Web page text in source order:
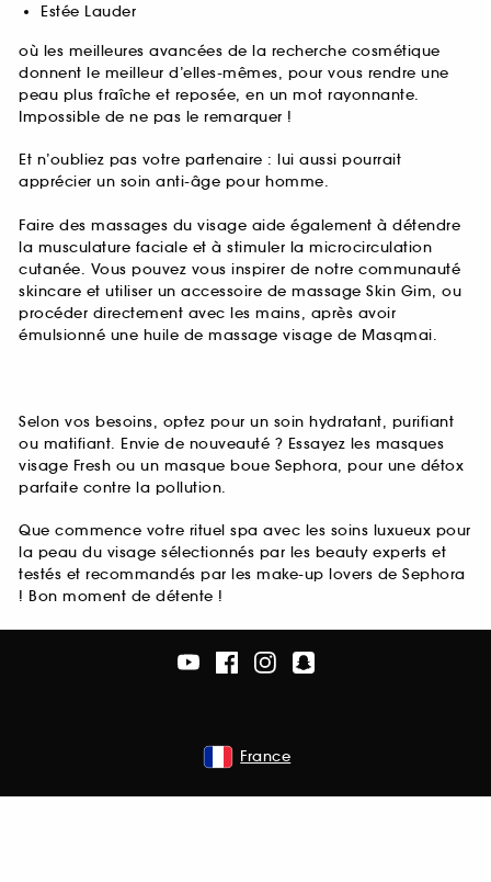
Estée Lauder
où les meilleures avancées de la recherche cosmétique
donnent le meilleur d’elles-mêmes, pour vous rendre une
peau plus fraîche et reposée, en un mot rayonnante.
Impossible de ne pas le remarquer !
Et n’oubliez pas votre partenaire : lui aussi pourrait
apprécier un soin anti-âge pour homme.
Faire des massages du visage aide également à détendre
la musculature faciale et à stimuler la microcirculation
cutanée. Vous pouvez vous inspirer de notre communauté
skincare et utiliser un accessoire de massage Skin Gim, ou
procéder directement avec les mains, après avoir
émulsionné une huile de massage visage de Masqmai.
Selon vos besoins, optez pour un soin hydratant, purifiant
ou matifiant. Envie de nouveauté ? Essayez les masques
visage Fresh ou un masque boue Sephora, pour une détox
parfaite contre la pollution.
Que commence votre rituel spa avec les soins luxueux pour
la peau du visage sélectionnés par les beauty experts et
testés et recommandés par les make-up lovers de Sephora
! Bon moment de détente !
France